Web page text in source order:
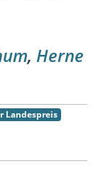
, Herne
Landespreis